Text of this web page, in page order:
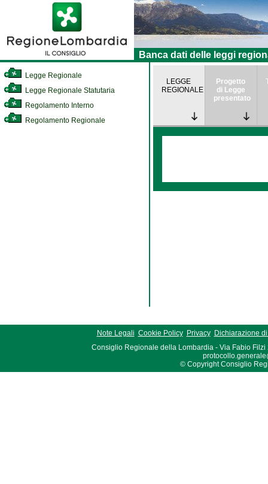
Banca dati delle leggi
Legge Regionale
Legge Regionale Statutaria
Regolamento Interno
Regolamento Regionale
LEGGE
REGIONALE
Progetto
di Legge
presentato
Note Legali Cookie Policy Privacy
Dichiarazione
Consiglio Regionale della Lombardia - Via Fabio Filzi
© Copyright Consiglio